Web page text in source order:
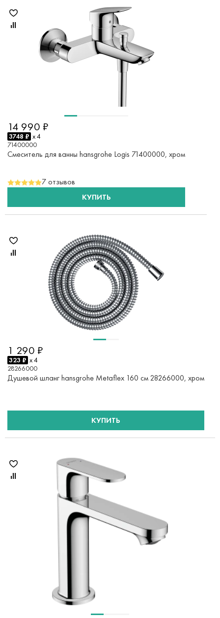
14 990 ₽
3748 ₽ x 4
71400000
Смеситель для ванны hansgrohe Logis 71400000, хром
7 отзывов
КУПИТЬ
1 290 ₽
323 ₽ x 4
28266000
Душевой шланг hansgrohe Metaflex 160 см 28266000, хром
КУПИТЬ